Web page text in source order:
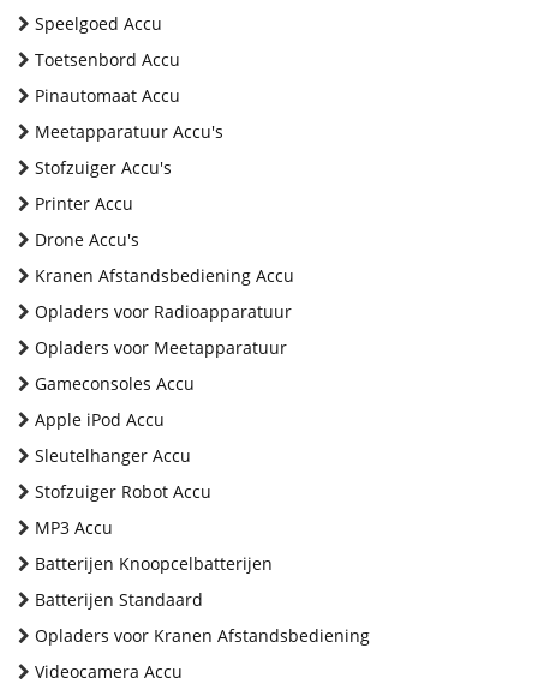
Speelgoed Accu
Toetsenbord Accu
Pinautomaat Accu
Meetapparatuur Accu's
Stofzuiger Accu's
Printer Accu
Drone Accu's
Kranen Afstandsbediening Accu
Opladers voor Radioapparatuur
Opladers voor Meetapparatuur
Gameconsoles Accu
Apple iPod Accu
Sleutelhanger Accu
Stofzuiger Robot Accu
MP3 Accu
Batterijen Knoopcelbatterijen
Batterijen Standaard
Opladers voor Kranen Afstandsbediening
Videocamera Accu